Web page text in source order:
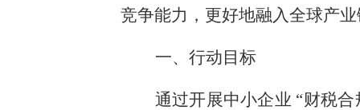
竞争能力，更好地融入全球产
一、行动目标
通过开展中小企业 “财税